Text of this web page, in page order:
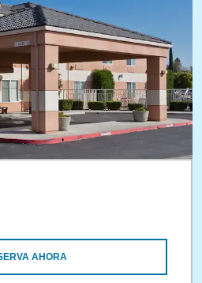
AHORA